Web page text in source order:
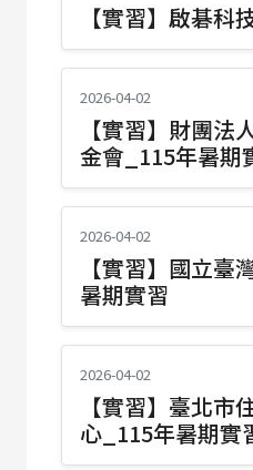
【實習】啟碁科
2026-04-02
【實習】財團法
金會_115年暑期
2026-04-02
【實習】國立臺
暑期實習
2026-04-02
【實習】臺北市
心_115年暑期實